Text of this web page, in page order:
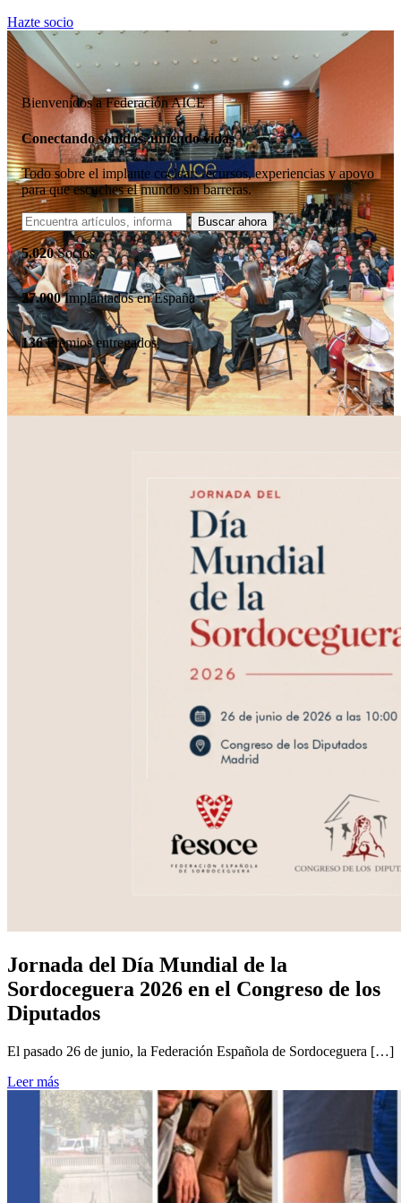
Hazte socio
Bienvenidos a Federación AICE
Conectando sonidos, uniendo vidas
Todo sobre el implante coclear: recursos, experiencias y apoyo
para que escuches el mundo sin barreras.
5.020Socios
27.000Implantados en España
136Premios entregados
Jornada del Día Mundial de la
Sordoceguera 2026 en el Congreso de los
Diputados
El pasado 26 de junio, la Federación Española de Sordoceguera […]
Leer más